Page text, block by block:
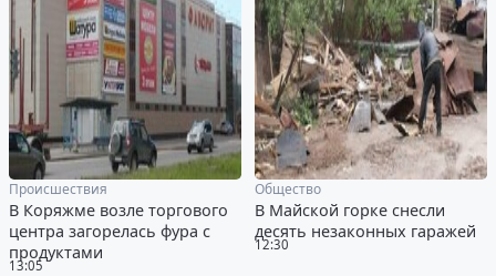
13:05
Происшествия
В Коряжме возле торгового
центра загорелась фура с
продуктами
12:30
Общество
В Майской горке снесли
десять незаконных гаражей